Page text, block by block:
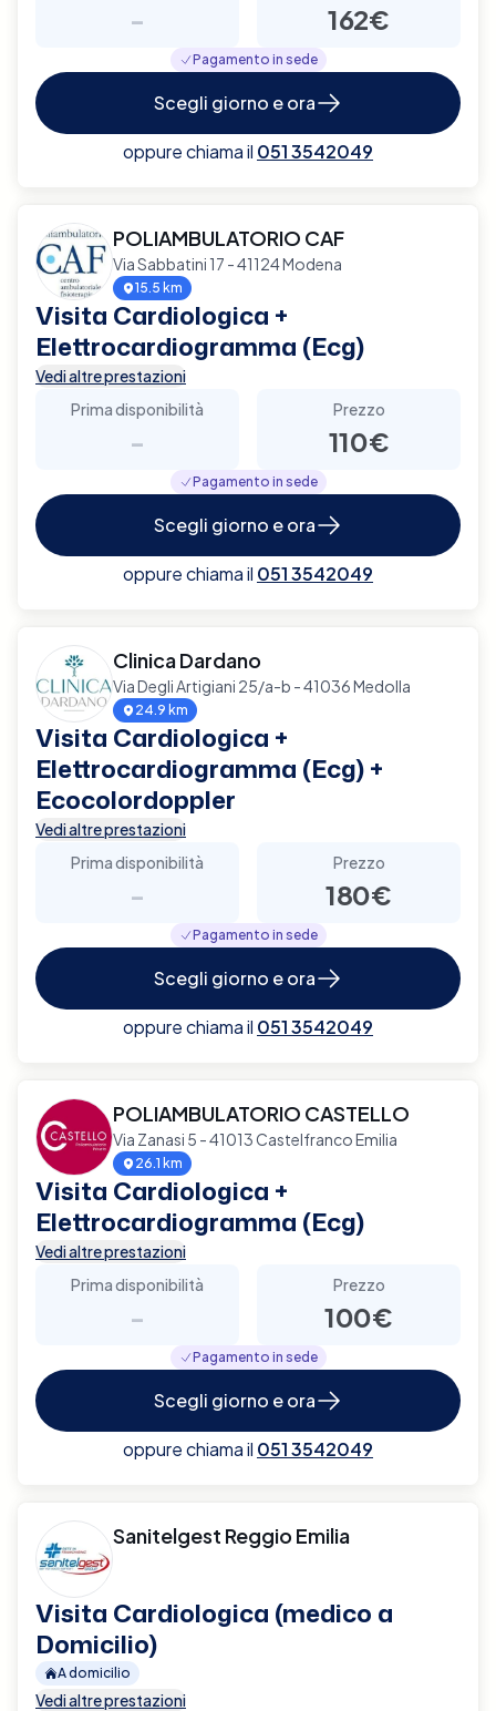
- 162€
Pagamento in sede
Scegli giorno e ora
oppure chiama il 051 3542049
POLIAMBULATORIO CAF
Via Sabbatini 17 - 41124 Modena
15.5 km
Visita Cardiologica +
Elettrocardiogramma (Ecg)
Vedi altre prestazioni
Prima disponibilità
-
Prezzo
110€
Pagamento in sede
Scegli giorno e ora
oppure chiama il 051 3542049
Clinica Dardano
Via Degli Artigiani 25/a-b - 41036 Medolla
24.9 km
Visita Cardiologica +
Elettrocardiogramma (Ecg) +
Ecocolordoppler
Vedi altre prestazioni
Prima disponibilità
-
Prezzo
180€
Pagamento in sede
Scegli giorno e ora
oppure chiama il 051 3542049
POLIAMBULATORIO CASTELLO
Via Zanasi 5 - 41013 Castelfranco Emilia
26.1 km
Visita Cardiologica +
Elettrocardiogramma (Ecg)
Vedi altre prestazioni
Prima disponibilità
-
Prezzo
100€
Pagamento in sede
Scegli giorno e ora
oppure chiama il 051 3542049
Sanitelgest Reggio Emilia
Visita Cardiologica (medico a
Domicilio)
A domicilio
Vedi altre prestazioni